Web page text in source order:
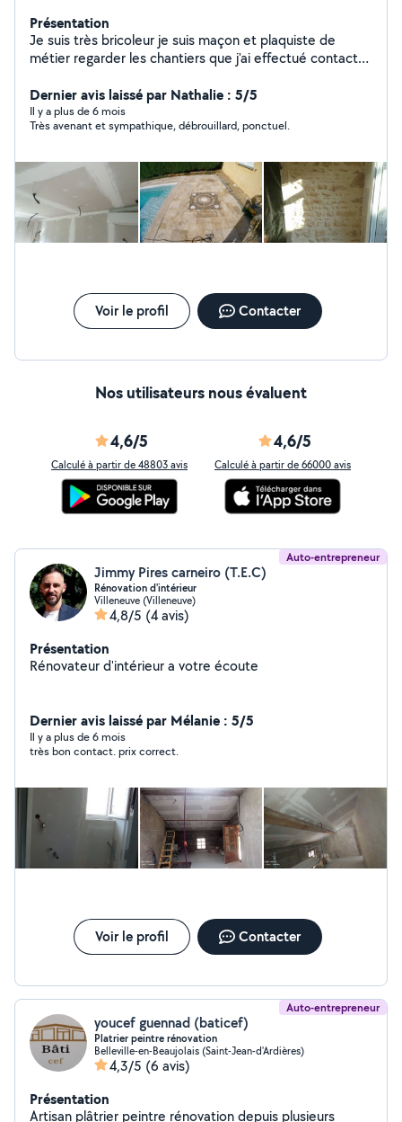
Présentation
Je suis très bricoleur je suis maçon et plaquiste de
métier regarder les chantiers que j'ai effectué contacter
Dernier avis laissé par Nathalie : 5/5
Il y a plus de 6 mois
Très avenant et sympathique, débrouillard, ponctuel.
Voir le profil Contacter
Nos utilisateurs nous évaluent
4,6/5
Calculé à partir de 48803 avis
4,6/5
Calculé à partir de 66000 avis
Auto-entrepreneur
Jimmy Pires carneiro (T.E.C)
Rénovation d'intérieur
Villeneuve (Villeneuve)
4,8/5 (4 avis)
Présentation
Rénovateur d'intérieur a votre écoute
Dernier avis laissé par Mélanie : 5/5
Il y a plus de 6 mois
très bon contact. prix correct.
Voir le profil Contacter
Auto-entrepreneur
youcef guennad (baticef)
Platrier peintre rénovation
Belleville-en-Beaujolais (Saint-Jean-d'Ardières)
4,3/5 (6 avis)
Présentation
Artisan plâtrier peintre rénovation depuis plusieurs